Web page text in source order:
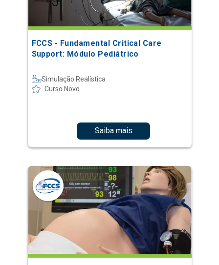
FCCS - Fundamental Critical Care
Support: Módulo Pediátrico
Simulação Realística
Curso Novo
Saiba mais